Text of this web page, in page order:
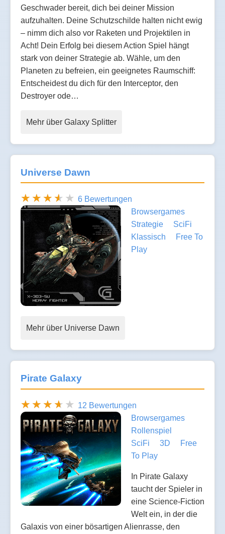
Geschwader bereit, dich bei deiner Mission
aufzuhalten. Deine Schutzschilde halten nicht ewig
– nimm dich also vor Raketen und Projektilen in
Acht! Dein Erfolg bei diesem Action Spiel hängt
stark von deiner Strategie ab. Wähle, um den
Planeten zu befreien, ein geeignetes Raumschiff:
Entscheidest du dich für den Interceptor, den
Destroyer ode…
Mehr über Galaxy Splitter
Universe Dawn
6 Bewertungen
Browsergames
Strategie
SciFi
Klassisch
Free To
Play
Mehr über Universe Dawn
Pirate Galaxy
12 Bewertungen
Browsergames
Rollenspiel
SciFi
3D
Free
To Play
In Pirate Galaxy
taucht der Spieler in
eine Science-Fiction
Welt ein, in der die
Galaxis von einer bösartigen Alienrasse, den